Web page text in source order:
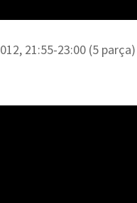
21:55-23:00 (5 parça)